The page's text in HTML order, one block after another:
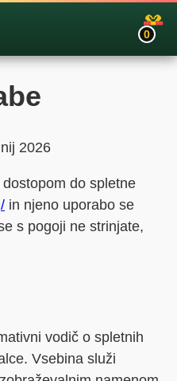
0
2026
dostopom do spletne
in njeno uporabo se
s pogoji ne strinjate,
vodič o spletnih
Vsebina služi